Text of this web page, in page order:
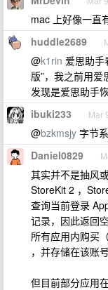
mac 上好像一直
huddle2689
@k1rin 爱思助手
版”，我之前用
发现是爱思助手
ibuki233 Mar
@bzkmsjy 字节
Daniel0829
其实并不是抽风
StoreKit 2 ，
查询当前登录
记录，因此返回空
所有应用内购买
，并存储在该账
但目前部分应用